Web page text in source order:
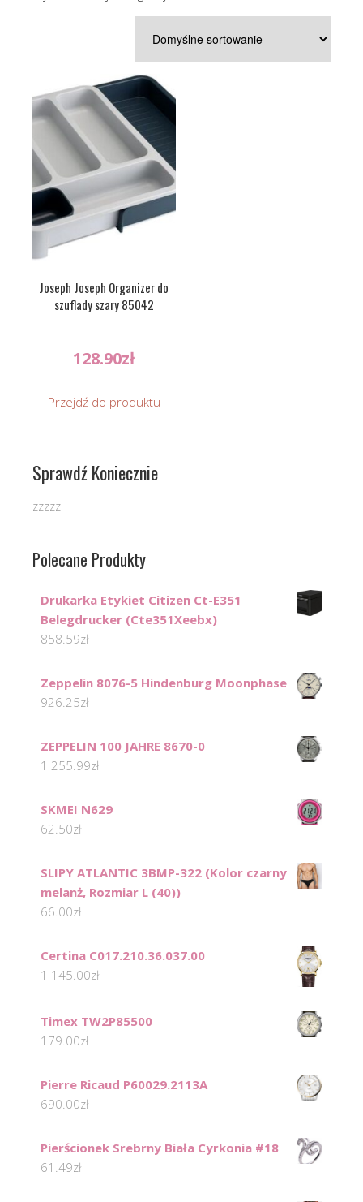
Joseph Joseph Organizer do
szuflady szary 85042
128.90zł
Przejdź do produktu
Sprawdź Koniecznie
zzzzz
Polecane Produkty
Drukarka Etykiet Citizen Ct-E351
Belegdrucker (Cte351Xeebx)
858.59zł
Zeppelin 8076-5 Hindenburg Moonphase
926.25zł
ZEPPELIN 100 JAHRE 8670-0
1 255.99zł
SKMEI N629
62.50zł
SLIPY ATLANTIC 3BMP-322 (Kolor czarny
melanż, Rozmiar L (40))
66.00zł
Certina C017.210.36.037.00
1 145.00zł
Timex TW2P85500
179.00zł
Pierre Ricaud P60029.2113A
690.00zł
Pierścionek Srebrny Biała Cyrkonia #18
61.49zł